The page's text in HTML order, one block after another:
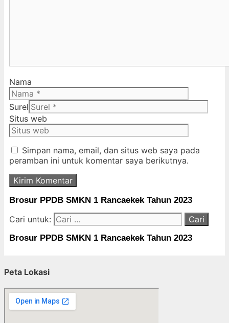
Nama
Surel
Situs web
Simpan nama, email, dan situs web saya pada
peramban ini untuk komentar saya berikutnya.
Brosur PPDB SMKN 1 Rancaekek Tahun 2023
Cari untuk:
Brosur PPDB SMKN 1 Rancaekek Tahun 2023
Peta Lokasi